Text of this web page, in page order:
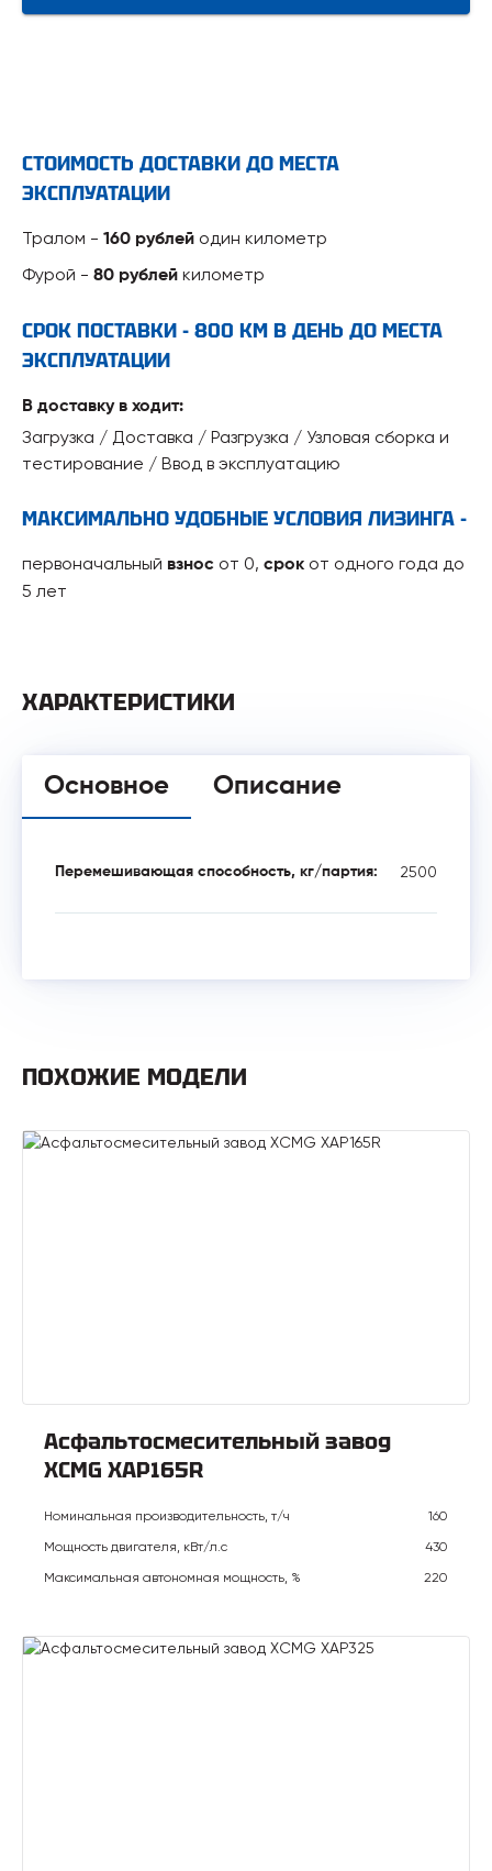
СТОИМОСТЬ ДОСТАВКИ ДО МЕСТА
ЭКСПЛУАТАЦИИ
Тралом - 160 рублей один километр
Фурой - 80 рублей километр
СРОК ПОСТАВКИ - 800 КМ В ДЕНЬ ДО МЕСТА
ЭКСПЛУАТАЦИИ
В доставку в ходит:
Загрузка / Доставка / Разгрузка / Узловая сборка и
тестирование / Ввод в эксплуатацию
МАКСИМАЛЬНО УДОБНЫЕ УСЛОВИЯ ЛИЗИНГА -
первоначальный взнос от 0, срок от одного года до
5 лет
ХАРАКТЕРИСТИКИ
Основное Описание
Перемешивающая способность, кг/партия: 2500
ПОХОЖИЕ МОДЕЛИ
Асфальтосмесительный завод
XCMG XAP165R
Номинальная производительность, т/ч
160
Мощность двигателя, кВт/л.с
430
Максимальная автономная мощность, %
220